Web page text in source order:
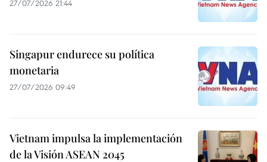
27/07/2026 21:44
Singapur endurece su política
monetaria
27/07/2026 09:49
Vietnam impulsa la implementación
de la Visión ASEAN 2045